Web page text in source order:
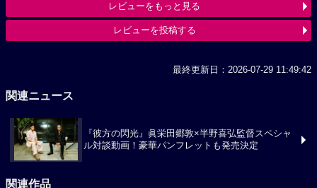
レビューをもっと見る
レビューを投稿する
最終更新日：2026-07-29 11:49:42
関連ニュース
『彼方の閃光』眞栄田郷敦×半野喜弘監督スペシャ
ル対談動画！豪華パンフレットも発売決定
関連作品